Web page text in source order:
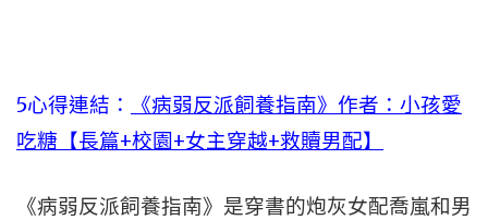
5心得連結：
《病弱反派飼養指南》作者：小孩愛
吃糖【長篇+校園+女主穿越+救贖男配】
《病弱反派飼養指南》是穿書的炮灰女配喬嵐和男